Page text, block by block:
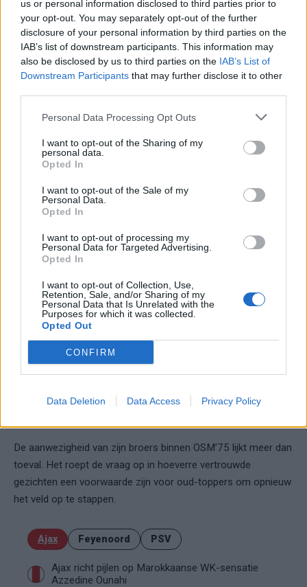
us or personal information disclosed to third parties prior to
your opt-out. You may separately opt-out of the further
disclosure of your personal information by third parties on the
IAB’s list of downstream participants. This information may
also be disclosed by us to third parties on the IAB’s List of
Downstream Participants that may further disclose it to other
Personal Data Processing Opt Outs
I want to opt-out of the Sharing of my
personal data.
Opted In
I want to opt-out of the Sale of my
Personal Data.
Opted In
I want to opt-out of processing my
Personal Data for Targeted Advertising.
Opted In
I want to opt-out of Collection, Use,
Retention, Sale, and/or Sharing of my
Personal Data that Is Unrelated with the
Purposes for which it was collected.
Opted Out
CONFIRM
Data Deletion Data Access Privacy Policy
beschikbaar zal zijn. Dat zegt veel. Dit is geen poging om iets
te bewijzen, maar een open afspraak. Meedoen wanneer het
past, bijdragen wanneer het goed voelt. Dat is een vrijheid die
hij in zijn actieve loopbaan nauwelijks kende.
verwachtingen. Sneijder hoeft bij OSM’75 geen leider te zijn,
geen bepalende speler, geen boegbeeld. Als hij een goede bal
geeft, is dat mooi. Als hij na een uur naar de kant gaat, ook
Voor de buitenwereld blijft het een opvallend beeld: een
recordinternational in de vierde klasse. Voor Sneijder zelf lijkt
hij altijd kende, maar lang kwijt was. Niet het grote voetbal,
maar het eenvoudige.
Hoe lang het duurt, is niet zo relevant. Of hij scoort evenmin.
De betekenis van deze stap zit niet in het resultaat, maar in de
De aanwezigheid van zijn broers binnen OSM’75 lijkt meer dan
toeval. Het roept de vraag op in hoeverre vertrouwde
gezichten een voorwaarde zijn voor oud-toppers om opnieuw
het veld op te stappen.
Ajax Feyenoord PSV
Ajax richt pijlen op Marokkaanse WK-sensatie
Azzedine Ounahi